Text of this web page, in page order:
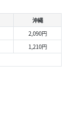
沖縄
2,090円
1,210円